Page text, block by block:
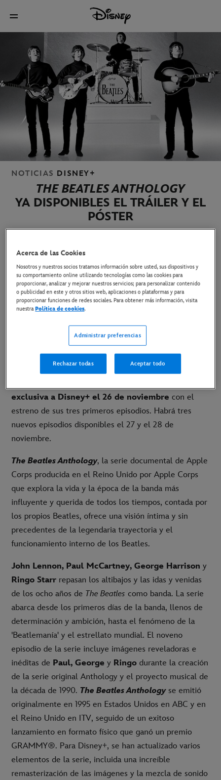
NOTICIAS DISNEY+
THE BEATLES ANTHOLOGY
YA DISPONIBLES EL TRÁILER Y EL
PÓSTER
La serie documental llega en exclusiva a Disney+ el
26 de noviembre
[LINK AL TRÁILER]
[LINK AL MATERIAL DISPONIBLE]
Madrid, 18 de noviembre de 2025.-Ya están
The Beatles
exclusiva a Disney+ el 26 de noviembre con el
estreno de sus tres primeros episodios. Habrá tres
nuevos episodios disponibles el 27 y el 28 de
noviembre.
The Beatles Anthology, la serie documental de Apple
Corps producida en el Reino Unido por Apple Corps
que explora la vida y la época de la banda más
influyente y querida de todos los tiempos, contada por
los propios Beatles, ofrece una visión íntima y sin
precedentes de la legendaria trayectoria y el
funcionamiento interno de los Beatles.
John Lennon, Paul McCartney, George Harrison y
Ringo Starr repasan los altibajos y las idas y venidas
de los ocho años de The Beatles como banda. La serie
abarca desde los primeros días de la banda, llenos de
determinación y ambición, hasta el fenómeno de la
'Beatlemanía' y el estrellato mundial. El noveno
episodio de la serie incluye imágenes reveladoras e
inéditas de Paul, George y Ringo durante la creación
de la serie original Anthology y el proyecto musical de
la década de 1990. The Beatles Anthologyse emitió
originalmente en 1995 en Estados Unidos en ABC y en
el Reino Unido en ITV, seguido de un exitoso
lanzamiento en formato físico que ganó un premio
GRAMMY®. Para Disney+, se han actualizado varios
elementos de la serie, incluida una increíble
remasterización de las imágenes y la mezcla de sonido
Acerca de las Cookies
Nosotros y nuestros socios tratamos información sobre usted, sus dispositivos y
su comportamiento online utilizando tecnologías como las cookies para
proporcionar, analizar y mejorar nuestros servicios; para personalizar contenido
o publicidad en este y otros sitios web, aplicaciones o plataformas y para
proporcionar funciones de redes sociales. Para obtener más información, visita
nuestraPolítica de cookies.
Administrar preferencias
Rechazar todas Aceptar todo